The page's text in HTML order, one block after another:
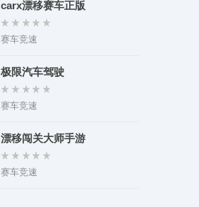
carx漂移赛车正版
赛车竞速
极限汽车驾驶
赛车竞速
漂移闯关大师手游
赛车竞速